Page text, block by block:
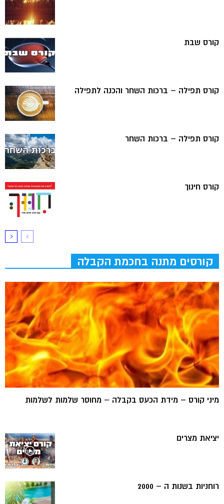
קורס שבת
קורס תפילה – ברכות השחר והכנה לתפילה
קורס תפילה – ברכות השחר
קורס חינוך
קורסים מתנה בחכמת הקבלה
מיני קורס – מידת הכעס בקבלה – מחוסר שלמות לשלמות
יציאת מצרים
רוחניות בשנות ה – 2000